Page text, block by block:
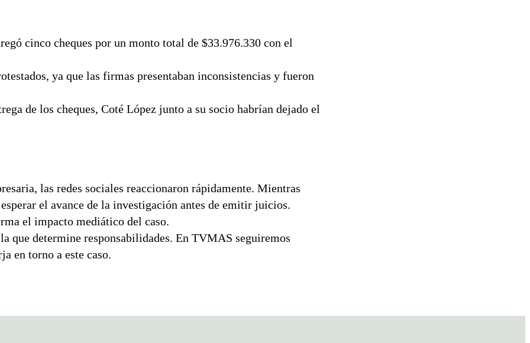
cinco cheques por un monto total de $33.976.330 con el
ya que las firmas presentaban inconsistencias y fueron
de los cheques, Coté López junto a su socio habrían dejado el
las redes sociales reaccionaron rápidamente. Mientras
el avance de la investigación antes de emitir juicios.
el impacto mediático del caso.
que determine responsabilidades. En TVMAS seguiremos
en torno a este caso.